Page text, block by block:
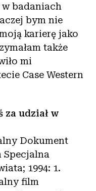
w badaniach
bym nie
karierę jako
także
mi
Case Western
za udział w
Dokument
Specjalna
1994: 1.
film